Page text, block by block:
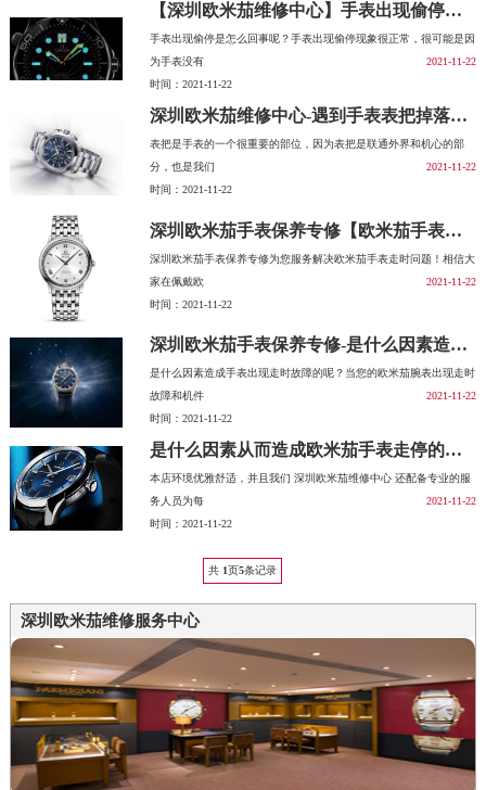
【深圳欧米茄维修中心】手表出现偷停是怎么回事呢？
手表出现偷停是怎么回事呢？手表出现偷停现象很正常，很可能是因
为手表没有
2021-11-22
时间：2021-11-22
深圳欧米茄维修中心-遇到手表表把掉落之后要怎么办？
表把是手表的一个很重要的部位，因为表把是联通外界和机心的部
分，也是我们
2021-11-22
时间：2021-11-22
深圳欧米茄手表保养专修【欧米茄手表走快了该怎么办呢？】
深圳欧米茄手表保养专修为您服务解决欧米茄手表走时问题！相信大
家在佩戴欧
2021-11-22
时间：2021-11-22
深圳欧米茄手表保养专修-是什么因素造成手表出现走时故障的呢？
是什么因素造成手表出现走时故障的呢？当您的欧米茄腕表出现走时
故障和机件
2021-11-22
时间：2021-11-22
是什么因素从而造成欧米茄手表走停的呢？
本店环境优雅舒适，并且我们 深圳欧米茄维修中心 还配备专业的服
务人员为每
2021-11-22
时间：2021-11-22
共 1页5条记录
深圳欧米茄维修服务中心